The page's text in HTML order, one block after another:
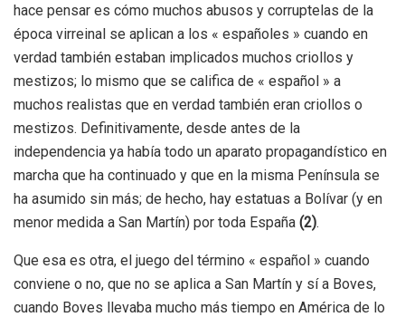
hace pensar es cómo muchos abusos y corruptelas de la
época virreinal se aplican a los « españoles » cuando en
verdad también estaban implicados muchos criollos y
mestizos; lo mismo que se califica de « español » a
muchos realistas que en verdad también eran criollos o
mestizos. Definitivamente, desde antes de la
independencia ya había todo un aparato propagandístico en
marcha que ha continuado y que en la misma Península se
ha asumido sin más; de hecho, hay estatuas a Bolívar (y en
menor medida a San Martín) por toda España (2).
Que esa es otra, el juego del término « español » cuando
conviene o no, que no se aplica a San Martín y sí a Boves,
cuando Boves llevaba mucho más tiempo en América de lo